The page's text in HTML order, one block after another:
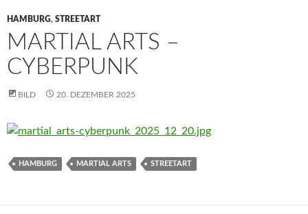
HAMBURG, STREETART
MARTIAL ARTS –
CYBERPUNK
BILD 20. DEZEMBER 2025
HAMBURG MARTIAL ARTS STREETART